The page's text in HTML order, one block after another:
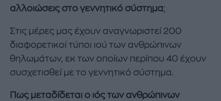
αλλοιώσεις στο γεννητικό σύστημα;
Στις μέρες μας έχουν αναγνωριστεί 200
διαφορετικοί τύποι ιού των ανθρώπινων
θηλωμάτων, εκ των οποίων περίπου 40 έχουν
συσχετισθεί με το γεννητικό σύστημα.
Πως μεταδίδεται ο ιός των ανθρώπινων